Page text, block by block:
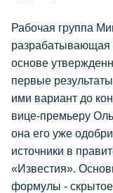
Рабочая группа
основе
первые
ими вариант до
вице-премьеру
она его уже
источники в
«Известия».
формулы -